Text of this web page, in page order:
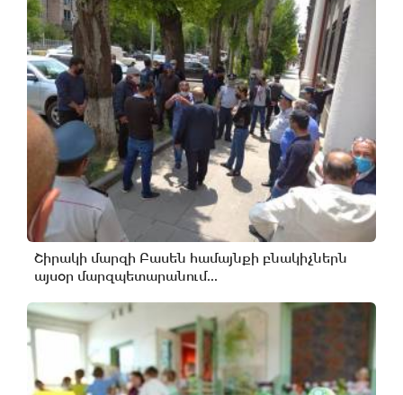
Շիրակի մարզի Բասեն համայնքի բնակիչներն
այսօր մարզպետարանում...